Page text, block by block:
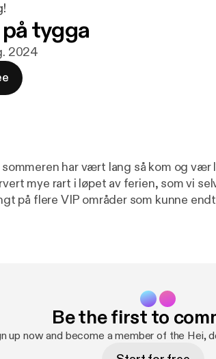
tygga
2024
har vært lang så kom og vær
mye rart i løpet av ferien, som vi
flere VIP områder som kunne endt i slåsskamp
Be the first to
up now and become a member of the Hei,